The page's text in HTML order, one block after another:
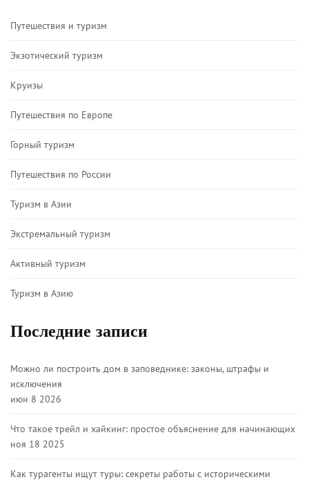
Путешествия и туризм
Экзотический туризм
Круизы
Путешествия по Европе
Горный туризм
Путешествия по России
Туризм в Азии
Экстремальный туризм
Активный туризм
Туризм в Азию
Последние записи
Можно ли построить дом в заповеднике: законы, штрафы и
исключения
июн 8 2026
Что такое трейл и хайкинг: простое объяснение для начинающих
ноя 18 2025
Как турагенты ищут туры: секреты работы с историческими